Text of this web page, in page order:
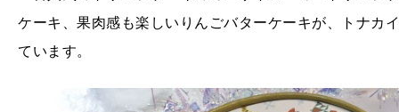
ケーキ、果肉感も楽しいりんごバターケーキが、トナカ
ています。